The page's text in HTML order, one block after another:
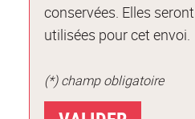
conservées. Elles
utilisées pour cet envoi.
(*) champ obligatoire